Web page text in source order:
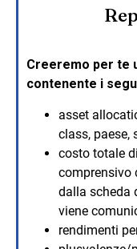
Creeremo per te
contenente i
asset
class, paese,
costo totale
comprensivo
dalla scheda
viene
rendimenti